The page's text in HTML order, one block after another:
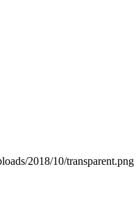
2018/10/transparent.png